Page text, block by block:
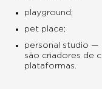
playground;
pet place;
personal studio —
são criadores de
plataformas.